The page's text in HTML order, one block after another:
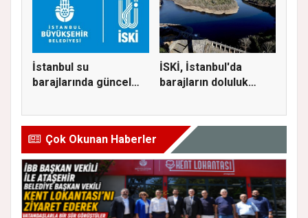
İstanbul su
barajlarında güncel
İSKİ, İstanbul'da
barajların doluluk
Çok Okunan Haberler